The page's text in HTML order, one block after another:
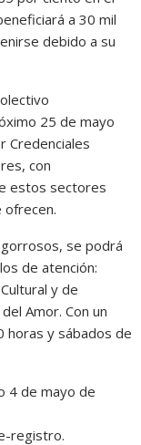
a 30 mil
debido a su
25 de mayo
Credenciales
con
estos sectores
ofrecen.
se podrá
de atención:
y de
Amor. Con un
horas y sábados de
4 de mayo de
registro.